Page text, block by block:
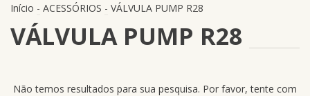
Início - ACESSÓRIOS - VÁLVULA PUMP R28
VÁLVULA PUMP R28
Não temos resultados para sua pesquisa. Por favor, tente com